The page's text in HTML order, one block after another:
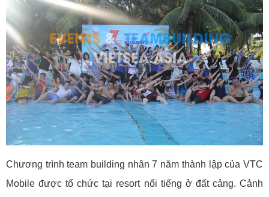
Chương trình team building nhân 7 năm thành lập của VTC
Mobile được tổ chức tại resort nổi tiếng ở đất cảng. Cảnh